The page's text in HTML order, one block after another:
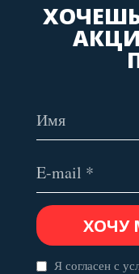
Я согласен с